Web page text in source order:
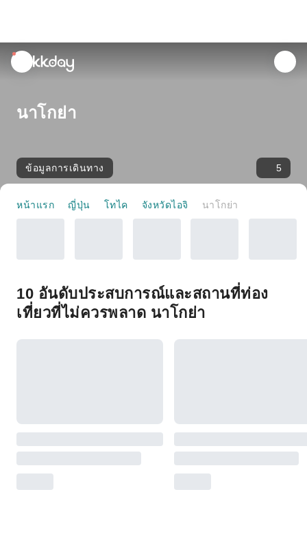
unread
notifications
นาโกย่า
ข้อมูลการเดินทาง 5
หน้าแรก ญี่ปุ่น โทไค จังหวัดไอจิ นาโกย่า
10 อันดับประสบการณ์และสถานที่ท่อง
เที่ยวที่ไม่ควรพลาด นาโกย่า